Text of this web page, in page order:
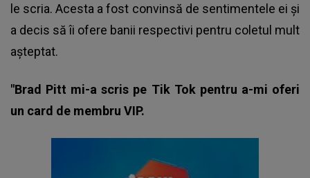
le scria. Acesta a fost convinsă de sentimentele ei și
a decis să îi ofere banii respectivi pentru coletul mult
așteptat.
"Brad Pitt mi-a scris pe Tik Tok pentru a-mi oferi
un card de membru VIP.